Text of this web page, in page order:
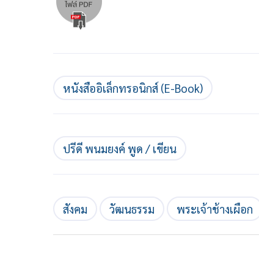
หนังสืออิเล็กทรอนิกส์ (E-Book)
ปรีดี พนมยงค์ พูด / เขียน
สังคม วัฒนธรรม พระเจ้าช้างเผือก